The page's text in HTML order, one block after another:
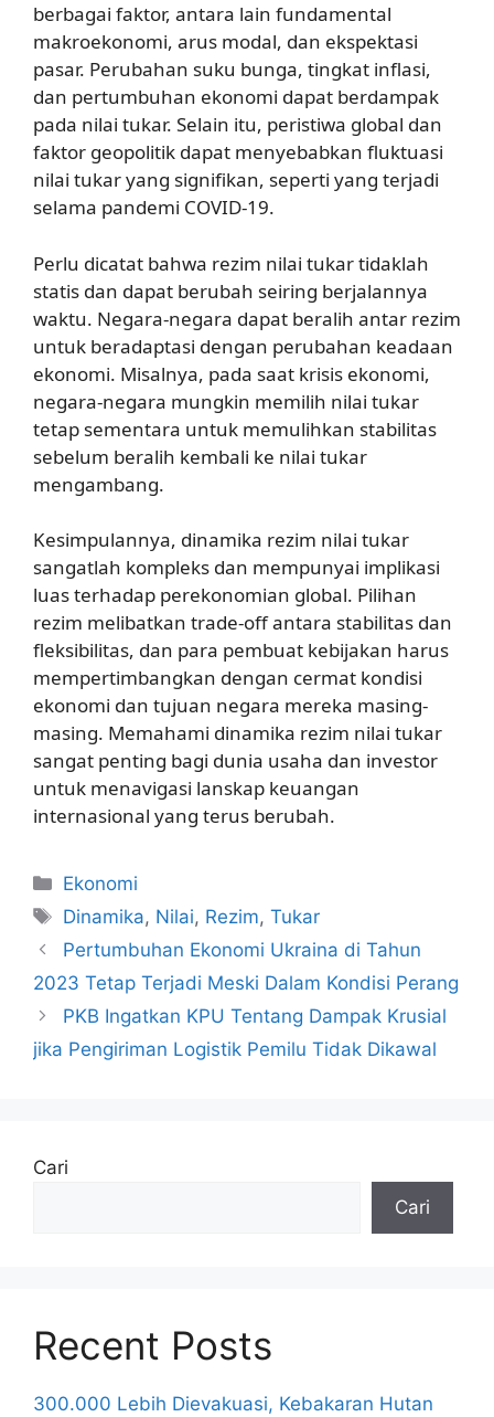
berbagai faktor, antara lain fundamental
makroekonomi, arus modal, dan ekspektasi
pasar. Perubahan suku bunga, tingkat inflasi,
dan pertumbuhan ekonomi dapat berdampak
pada nilai tukar. Selain itu, peristiwa global dan
faktor geopolitik dapat menyebabkan fluktuasi
nilai tukar yang signifikan, seperti yang terjadi
selama pandemi COVID-19.
Perlu dicatat bahwa rezim nilai tukar tidaklah
statis dan dapat berubah seiring berjalannya
waktu. Negara-negara dapat beralih antar rezim
untuk beradaptasi dengan perubahan keadaan
ekonomi. Misalnya, pada saat krisis ekonomi,
negara-negara mungkin memilih nilai tukar
tetap sementara untuk memulihkan stabilitas
sebelum beralih kembali ke nilai tukar
mengambang.
Kesimpulannya, dinamika rezim nilai tukar
sangatlah kompleks dan mempunyai implikasi
luas terhadap perekonomian global. Pilihan
rezim melibatkan trade-off antara stabilitas dan
fleksibilitas, dan para pembuat kebijakan harus
mempertimbangkan dengan cermat kondisi
ekonomi dan tujuan negara mereka masing-
masing. Memahami dinamika rezim nilai tukar
sangat penting bagi dunia usaha dan investor
untuk menavigasi lanskap keuangan
internasional yang terus berubah.
Kategori
Ekonomi
Tag
Dinamika, Nilai, Rezim,Tukar
Pertumbuhan Ekonomi Ukraina di Tahun
2023 Tetap Terjadi Meski Dalam Kondisi Perang
PKB Ingatkan KPU Tentang Dampak Krusial
jika Pengiriman Logistik Pemilu Tidak Dikawal
Cari
Cari
Recent Posts
300.000 Lebih Dievakuasi, Kebakaran Hutan